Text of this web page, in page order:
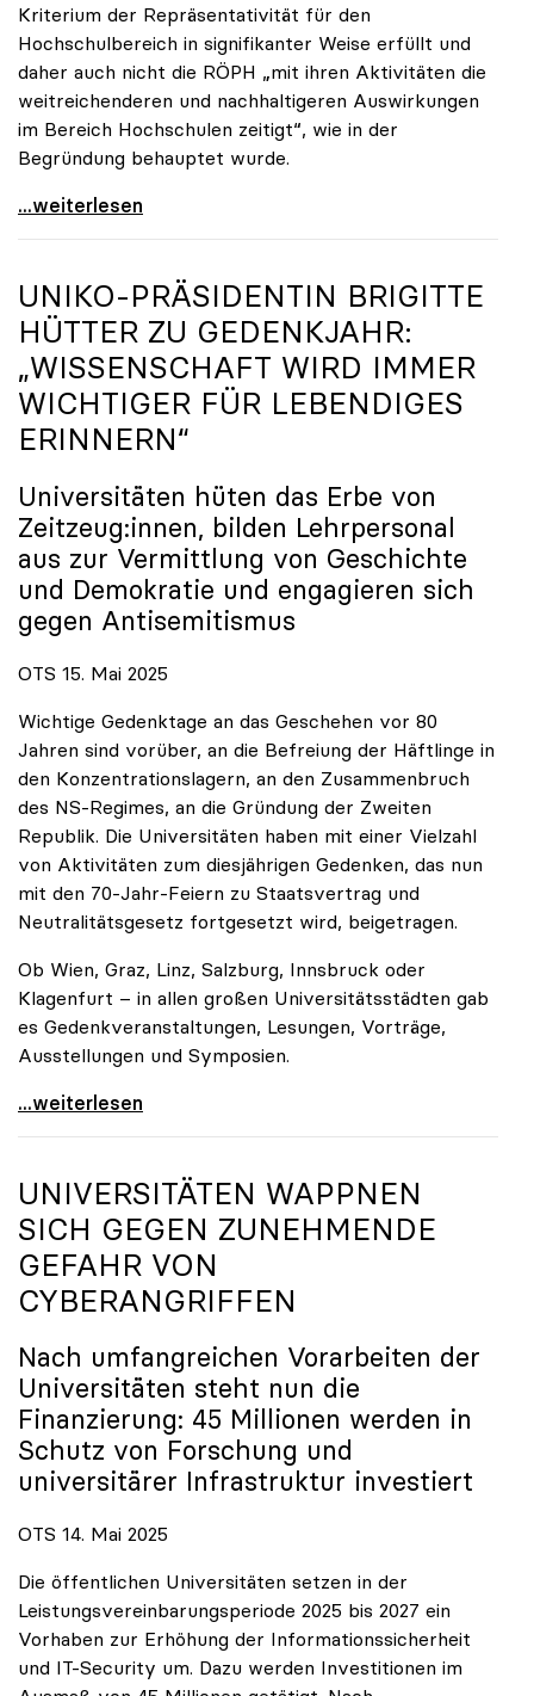
Kriterium der Repräsentativität für den
Hochschulbereich in signifikanter Weise erfüllt und
daher auch nicht die RÖPH „mit ihren Aktivitäten die
weitreichenderen und nachhaltigeren Auswirkungen
im Bereich Hochschulen zeitigt“, wie in der
Begründung behauptet wurde.
ORF-Publikumsrat: Regierung entsendet nun doch
...weiterlesen
UNIKO-PRÄSIDENTIN BRIGITTE
HÜTTER ZU GEDENKJAHR:
„WISSENSCHAFT WIRD IMMER
WICHTIGER FÜR LEBENDIGES
ERINNERN“
Universitäten hüten das Erbe von
Zeitzeug:innen, bilden Lehrpersonal
aus zur Vermittlung von Geschichte
und Demokratie und engagieren sich
gegen Antisemitismus
OTS 15. Mai 2025
Wichtige Gedenktage an das Geschehen vor 80
Jahren sind vorüber, an die Befreiung der Häftlinge in
den Konzentrationslagern, an den Zusammenbruch
des NS-Regimes, an die Gründung der Zweiten
Republik. Die Universitäten haben mit einer Vielzahl
von Aktivitäten zum diesjährigen Gedenken, das nun
mit den 70-Jahr-Feiern zu Staatsvertrag und
Neutralitätsgesetz fortgesetzt wird, beigetragen.
Ob Wien, Graz, Linz, Salzburg, Innsbruck oder
Klagenfurt – in allen großen Universitätsstädten gab
es Gedenkveranstaltungen, Lesungen, Vorträge,
Ausstellungen und Symposien.
uniko-Präsidentin Brigitte Hütter zu Gedenkjahr:
...weiterlesen
UNIVERSITÄTEN WAPPNEN
SICH GEGEN ZUNEHMENDE
GEFAHR VON
CYBERANGRIFFEN
Nach umfangreichen Vorarbeiten der
Universitäten steht nun die
Finanzierung: 45 Millionen werden in
Schutz von Forschung und
universitärer Infrastruktur investiert
OTS 14. Mai 2025
Die öffentlichen Universitäten setzen in der
Leistungsvereinbarungsperiode 2025 bis 2027 ein
Vorhaben zur Erhöhung der Informationssicherheit
und IT-Security um. Dazu werden Investitionen im